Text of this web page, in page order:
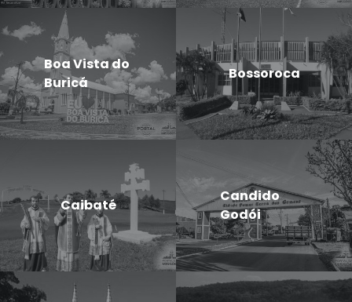
Boa Vista do
Buricá
Bossoroca
Caibaté
Candido
Godói